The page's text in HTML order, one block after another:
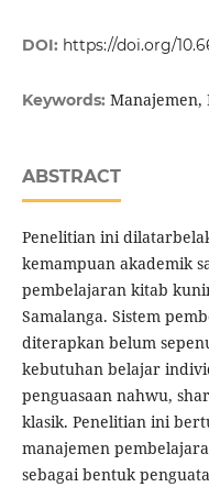
DOI: https://doi.org/
Keywords: Manajemen,
ABSTRACT
Penelitian ini
kemampuan akademik
pembelajaran kitab
Samalanga. Sistem
diterapkan belum
kebutuhan belajar
penguasaan nahwu,
klasik. Penelitian ini
manajemen
sebagai bentuk